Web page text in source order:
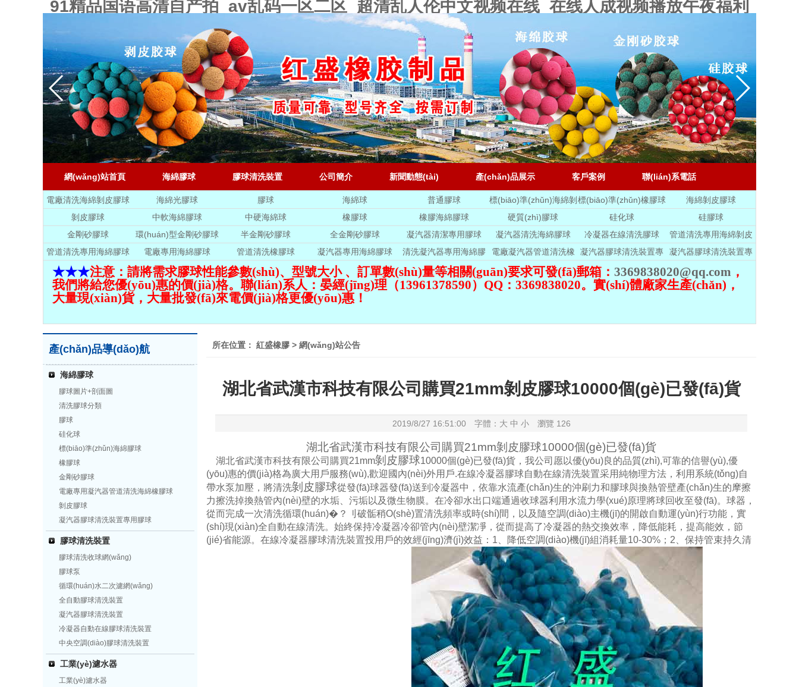
91精品国语高清自产拍_av乱码一区二区_超清乱人伦中文视频在线_在线人成视频播放午夜福利
網(wǎng)站首頁 海綿膠球 膠球清洗裝置 公司簡介 新聞動態(tài) 產(chǎn)品展示 客戶案例 聯(lián)系電話
電廠清洗海綿剝皮膠球 海綿光膠球 膠球 海綿球 普通膠球
標(biāo)準(zhǔn)海綿剝
皮膠球
標(biāo)準(zhǔn)橡膠球
海綿剝皮膠球
剝皮膠球
中軟海綿膠球 中硬海綿球 橡膠球 橡膠海綿膠球 硬質(zhì)膠球 硅化球
硅膠球
金剛砂膠球
環(huán)型金剛砂膠球 半金剛砂膠球 全金剛砂膠球 凝汽器清潔專用膠球 凝汽器清洗海綿膠球 冷凝器在線清洗膠球
管道清洗專用海綿剝皮
膠球
管道清洗專用海綿膠球 電廠專用海綿膠球 管道清洗橡膠球 凝汽器專用海綿膠球
清洗凝汽器專用海綿膠
球
電廠凝汽器管道清洗橡
膠球
凝汽器膠球清洗裝置專
用剝皮膠球
凝汽器膠球清洗裝置專
用金剛膠球
★★★注意：請將需求膠球性能參數(shù)、型號大小 、訂單數(shù)量等相關(guān)要求可發(fā)郵箱： 3369838020@qq.com ，
我們將給您優(yōu)惠的價(jià)格。聯(lián)系人：晏經(jīng)理（13961378590）QQ：3369838020。實(shí)體廠家生產(chǎn)，
大量現(xiàn)貨，大量批發(fā)來電價(jià)格更優(yōu)惠！
產(chǎn)品導(dǎo)航
海綿膠球
膠球圖片+剖面圖
清洗膠球分類
膠球
硅化球
標(biāo)準(zhǔn)海綿膠球
橡膠球
金剛砂膠球
電廠專用凝汽器管道清洗海綿橡膠球
剝皮膠球
凝汽器膠球清洗裝置專用膠球
膠球清洗裝置
膠球清洗收球網(wǎng)
膠球泵
循環(huán)水二次濾網(wǎng)
全自動膠球清洗裝置
凝汽器膠球清洗裝置
冷凝器自動在線膠球清洗裝置
中央空調(diào)膠球清洗裝置
工業(yè)濾水器
工業(yè)濾水器
所在位置： 紅盛橡膠 > 網(wǎng)站公告
湖北省武漢市科技有限公司購買21mm剝皮膠球10000個(gè)已發(fā)貨
2019/8/27 16:51:00 字體： 大 中 小瀏覽 126
湖北省武漢市科技有限公司購買21mm剝皮膠球10000個(gè)已發(fā)貨
湖北省武漢市科技有限公司購買21mm剝皮膠球10000個(gè)已發(fā)貨，我公司愿以優(yōu)良的品質(zhì),可靠的信譽(yù),優
(yōu)惠的價(jià)格為廣大用戶服務(wù),歡迎國內(nèi)外用戶.在線冷凝器膠球自動在線清洗裝置采用純物理方法，利用系統(tǒng)自
帶水泵加壓，將清洗剝皮膠球從發(fā)球器發(fā)送到冷凝器中，依靠水流產(chǎn)生的沖刷力和膠球與換熱管壁產(chǎn)生的摩擦
力擦洗掉換熱管內(nèi)壁的水垢、污垢以及微生物膜。在冷卻水出口端通過收球器利用水流力學(xué)原理將球回收至發(fā)。球器，
從而完成一次清洗循環(huán)�？刂破骺稍O(shè)置清洗頻率或時(shí)間，以及隨空調(diào)主機(jī)的開啟自動運(yùn)行功能，實
(shí)現(xiàn)全自動在線清洗。始終保持冷凝器冷卻管內(nèi)壁潔凈，從而提高了冷凝器的熱交換效率，降低能耗，提高能效，節
(jié)省能源。在線冷凝器膠球清洗裝置投用戶的效經(jīng)濟(jì)效益：1、降低空調(diào)機(jī)組消耗量10-30%；2、保持管束持久清